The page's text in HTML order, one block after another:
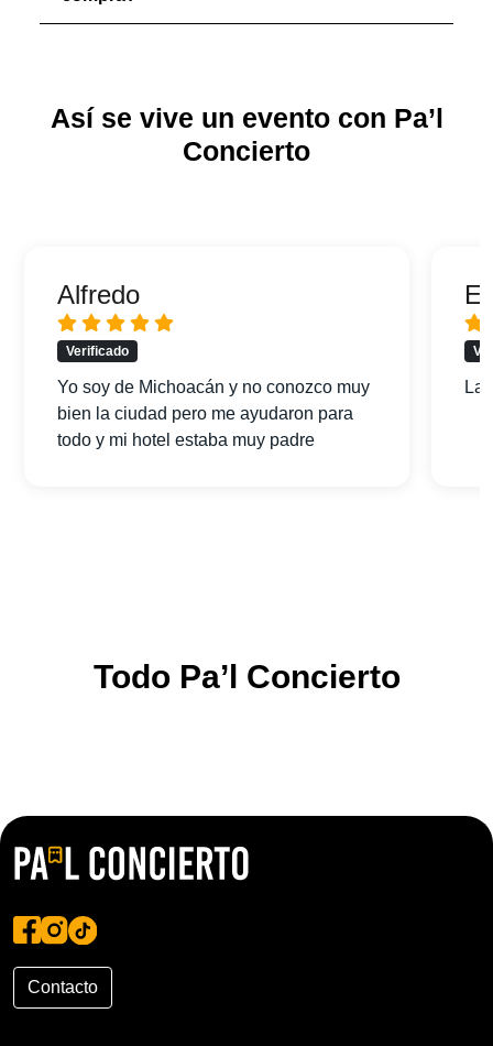
Así se vive un evento con Pa’l
Concierto
Alfredo
Verificado
Yo soy de Michoacán y no conozco muy
bien la ciudad pero me ayudaron para
todo y mi hotel estaba muy padre
La
Todo Pa’l Concierto
Contacto